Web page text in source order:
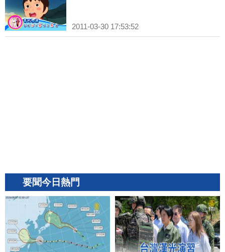
2011-03-30 17:53:52
要聞今日熱門